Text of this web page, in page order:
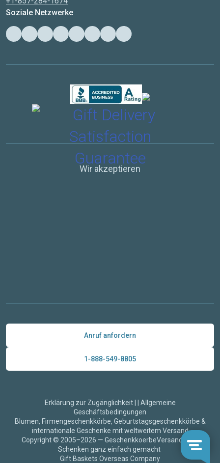
Soziale Netzwerke
Wir akzeptieren
Anruf anfordern
1-888-549-8805
Erklärung zur Zugänglichkeit|
Allgemeine
Geschäftsbedingungen
Blumen, Firmengeschenkkörbe, Geburtstagsgeschenkkörbe &
internationale Geschenke mit weltweitem Versand
Copyright © 2005–2026 — GeschenkkoerbeVersand.de —
Schenken ganz einfach gemacht
Gift Baskets Overseas Company